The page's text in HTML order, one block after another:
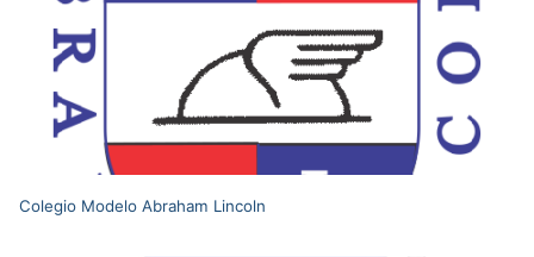
Colegio Modelo Abraham Lincoln